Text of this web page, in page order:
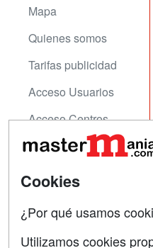
Mapa
Quienes somos
Tarifas publicidad
Acceso Usuarios
Acceso Centros
Contactar
Cookies
¿Por qué usamos
Utilizamos cookies